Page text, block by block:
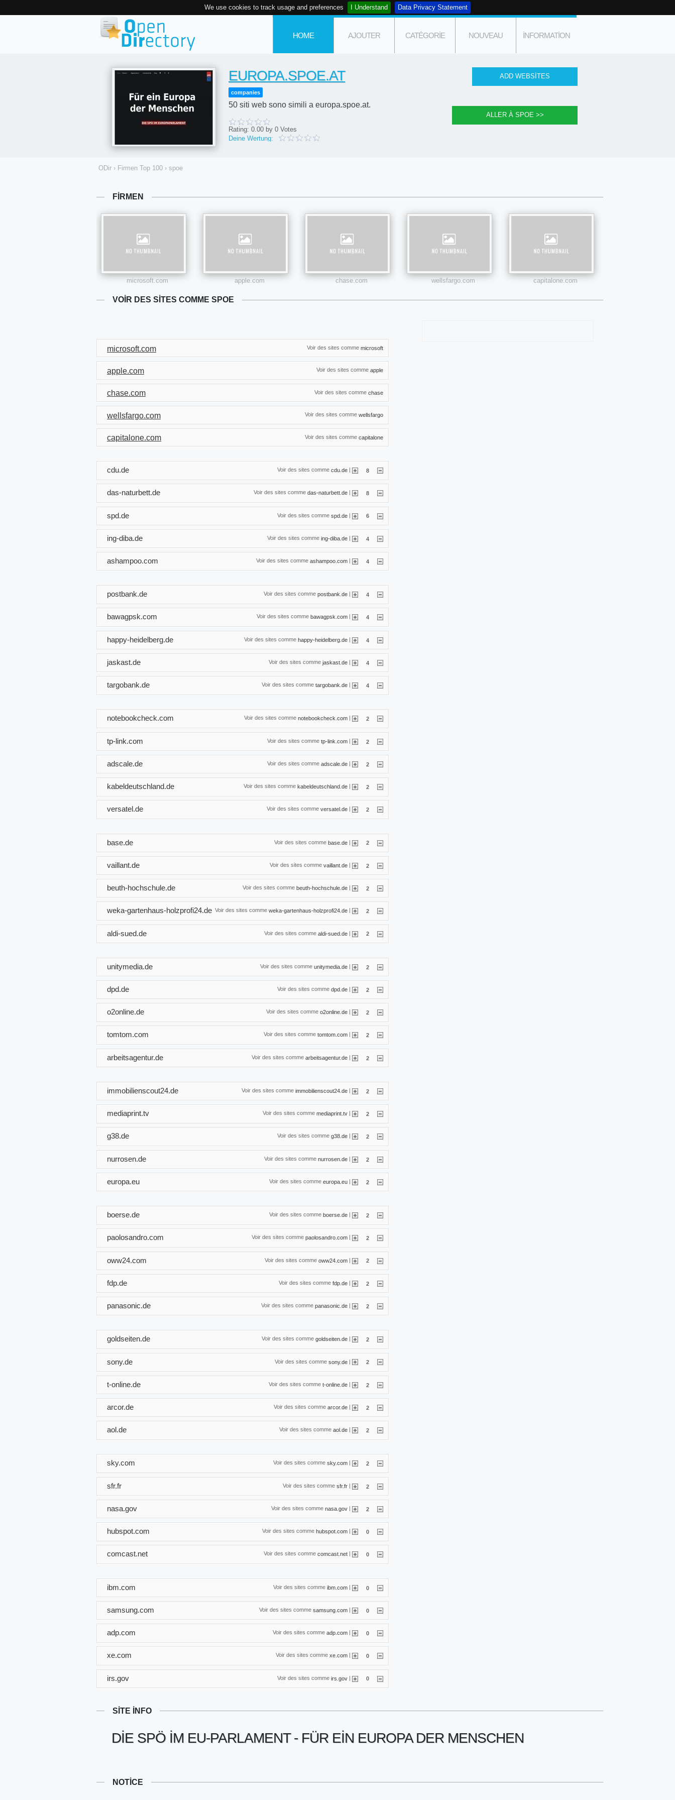
We use cookies to track usage and preferences I Understand Data Privacy Statement
HOME AJOUTER CATÉGORIE NOUVEAU INFORMATION
EUROPA.SPOE.AT
companies
50 siti web sono simili a europa.spoe.at.
Rating: 0.00 by 0 Votes
Deine Wertung:
ODir › Firmen Top 100 › spoe
FIRMEN
microsoft.com apple.com chase.com wellsfargo.com capitalone.com
VOIR DES SITES COMME SPOE
Voir des sites comme microsoft
microsoft.com
Voir des sites comme apple
apple.com
Voir des sites comme chase
chase.com
Voir des sites comme wellsfargo
wellsfargo.com
Voir des sites comme capitalone
capitalone.com
Voir des sites comme cdu.de | 8
cdu.de
Voir des sites comme das-naturbett.de 8
das-naturbett.de
Voir des sites comme spd.de | 6
spd.de
Voir des sites comme ing-diba.de | 4
ing-diba.de
Voir des sites comme ashampoo.com | 4
ashampoo.com
Voir des sites comme postbank.de 4
postbank.de
Voir des sites comme bawagpsk.com 4
bawagpsk.com
Voir des sites comme happy-heidelberg.de | 4
happy-heidelberg.de
Voir des sites comme jaskast.de | 4
jaskast.de
Voir des sites comme targobank.de | 4
targobank.de
Voir des sites comme notebookcheck.com 2
notebookcheck.com
Voir des sites comme tp-link.com | 2
tp-link.com
Voir des sites comme adscale.de | 2
adscale.de
Voir des sites comme kabeldeutschland.de | 2
kabeldeutschland.de
Voir des sites comme versatel.de 2
versatel.de
Voir des sites comme base.de | 2
base.de
Voir des sites comme vaillant.de | 2
vaillant.de
Voir des sites comme beuth-hochschule.de | 2
beuth-hochschule.de
Voir des sites comme weka-gartenhaus-holzprofi24.de 2
weka-gartenhaus-holzprofi24.de
Voir des sites comme aldi-sued.de | 2
aldi-sued.de
Voir des sites comme unitymedia.de | 2
unitymedia.de
Voir des sites comme dpd.de | 2
dpd.de
Voir des sites comme o2online.de 2
o2online.de
Voir des sites comme tomtom.com 2
tomtom.com
Voir des sites comme arbeitsagentur.de | 2
arbeitsagentur.de
Voir des sites comme immobilienscout24.de | 2
immobilienscout24.de
Voir des sites comme mediaprint.tv | 2
mediaprint.tv
Voir des sites comme g38.de 2
g38.de
Voir des sites comme nurrosen.de | 2
nurrosen.de
Voir des sites comme europa.eu | 2
europa.eu
Voir des sites comme boerse.de | 2
boerse.de
Voir des sites comme paolosandro.com 2
paolosandro.com
Voir des sites comme oww24.com | 2
oww24.com
Voir des sites comme fdp.de | 2
fdp.de
Voir des sites comme panasonic.de | 2
panasonic.de
Voir des sites comme goldseiten.de 2
goldseiten.de
Voir des sites comme sony.de | 2
sony.de
Voir des sites comme t-online.de | 2
t-online.de
Voir des sites comme arcor.de | 2
arcor.de
Voir des sites comme aol.de 2
aol.de
Voir des sites comme sky.com 2
sky.com
Voir des sites comme sfr.fr | 2
sfr.fr
Voir des sites comme nasa.gov | 2
nasa.gov
Voir des sites comme hubspot.com | 0
hubspot.com
Voir des sites comme comcast.net 0
comcast.net
Voir des sites comme ibm.com | 0
ibm.com
Voir des sites comme samsung.com | 0
samsung.com
Voir des sites comme adp.com | 0
adp.com
Voir des sites comme xe.com 0
xe.com
Voir des sites comme irs.gov | 0
irs.gov
SITE INFO
DIE SPÖ IM EU-PARLAMENT - FÜR EIN EUROPA DER MENSCHEN
NOTICE